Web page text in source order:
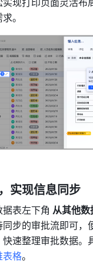
。
实现信息同步
据表左下角 从其他
同步的审批流即可，
速整理审批数据。
表格。